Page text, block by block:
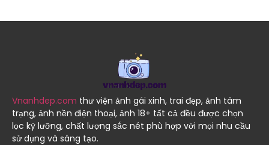
Vnanhdep.com thư viện ảnh gái xinh, trai đẹp, ảnh tâm
trạng, ảnh nền điện thoại, ảnh 18+ tất cả đều được chọn
lọc kỹ lưỡng, chất lượng sắc nét phù hợp với mọi nhu cầu
sử dụng và sáng tạo.